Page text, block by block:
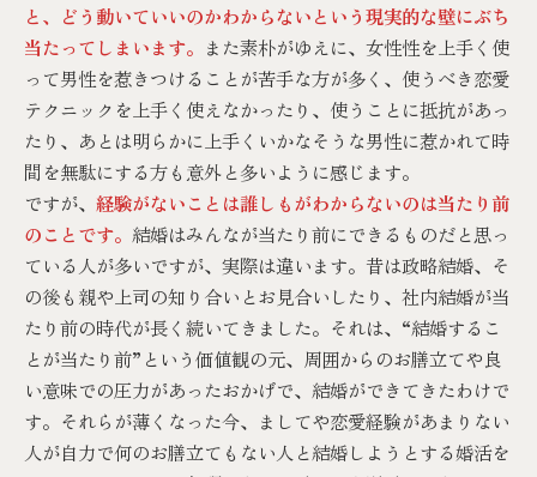
と、どう動いていいのかわからないという現実的な壁にぶち
当たってしまいます。 また素朴がゆえに、女性性を上手く使
って男性を惹きつけることが苦手な方が多く、使うべき恋愛
テクニックを上手く使えなかったり、使うことに抵抗があっ
たり、あとは明らかに上手くいかなそうな男性に惹かれて時
間を無駄にする方も意外と多いように感じます。
ですが、 経験がないことは誰しもがわからないのは当たり前
のことです。 結婚はみんなが当たり前にできるものだと思っ
ている人が多いですが、実際は違います。昔は政略結婚、そ
の後も親や上司の知り合いとお見合いしたり、社内結婚が当
たり前の時代が長く続いてきました。それは、“結婚するこ
とが当たり前”という価値観の元、周囲からのお膳立てや良
い意味での圧力があったおかげで、結婚ができてきたわけで
す。それらが薄くなった今、ましてや恋愛経験があまりない
人が自力で何のお膳立てもない人と結婚しようとする婚活を